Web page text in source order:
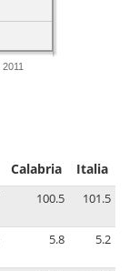
2011
Calabria Italia
100.5 101.5
5.8 5.2